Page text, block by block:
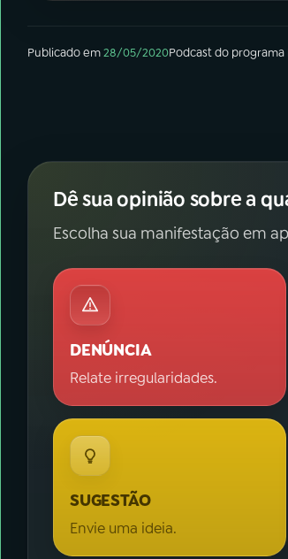
Publicado em28/05/2020Podcastdo programa
Dê sua opinião sobre a
Escolha sua manifestação em
DENÚNCIA
Relate irregularidades.
SUGESTÃO
Envie uma ideia.